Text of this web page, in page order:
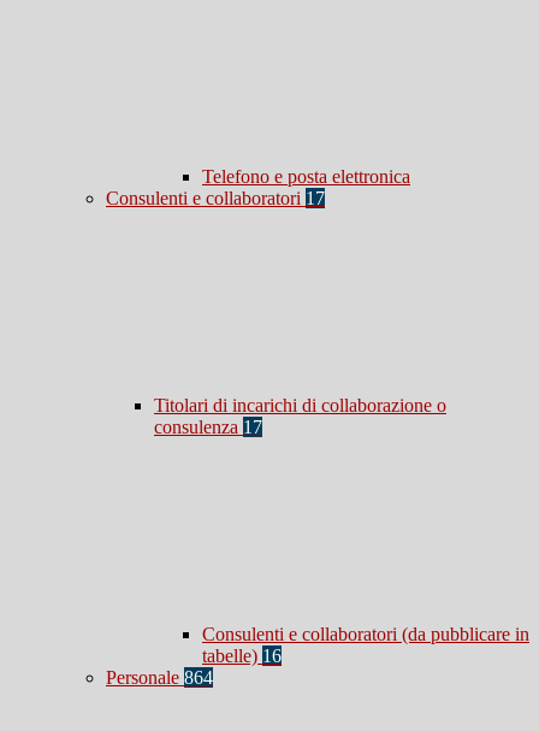
Telefono e posta elettronica
Consulenti e collaboratori 17
Titolari di incarichi di collaborazione o
consulenza 17
Consulenti e collaboratori (da pubblicare in
tabelle) 16
Personale 864